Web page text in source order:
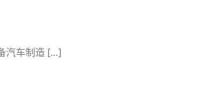
汽车制造 […]